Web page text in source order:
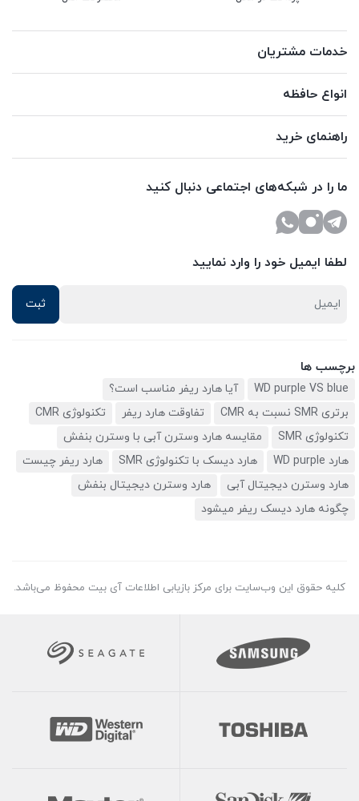
خدمات مشتریان
انواع حافظه
راهنمای خرید
ما را در شبکه‌های اجتماعی دنبال کنید
لطفا ایمیل خود را وارد نمایید
برچسب ها
WD purple VS blue
آیا هارد ریفر مناسب است؟
برتری SMR نسبت به CMR
تفاوقت هارد ریفر
تکنولوژی CMR
تکنولوژی SMR
مقایسه هارد وسترن آبی با وسترن بنفش
هارد WD purple
هارد دیسک با تکنولوژی SMR
هارد ریفر چیست
هارد وسترن دیجیتال آبی
هارد وسترن دیجیتال بنفش
چگونه هارد دیسک ریفر میشود
کلیه حقوق این وب‌سایت برای مرکز بازیابی اطلاعات آی بیت محفوظ می‌باشد.